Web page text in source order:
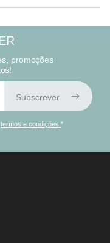
promoções
Subscrever
termos e condições*